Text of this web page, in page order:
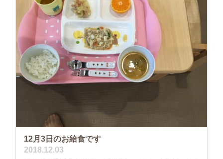
12月3日のお給食です
2018.12.03